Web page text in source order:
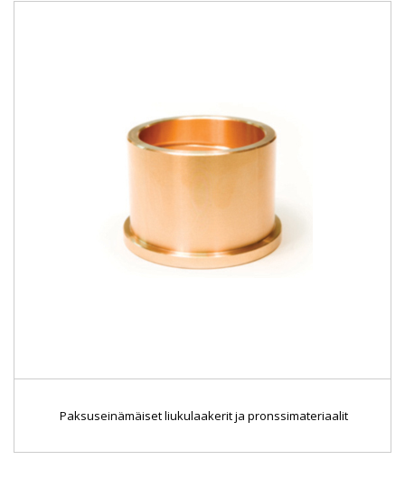
Paksuseinämäiset liukulaakerit ja pronssimateriaalit